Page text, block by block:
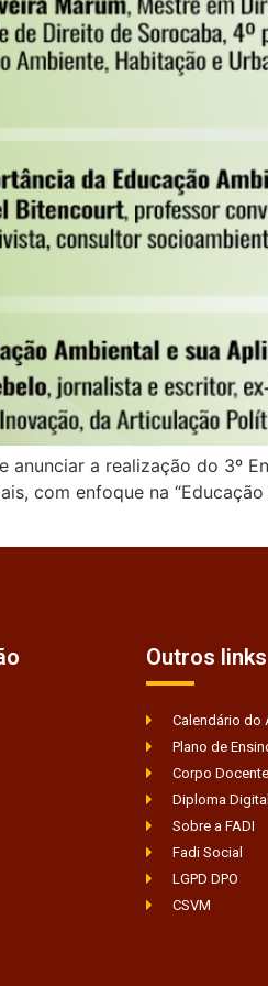
a realização do 3º
com enfoque na
Outros links
Calendário do
Plano de
Corpo Docente
Diploma Digital
Sobre a FADI
Fadi Social
LGPD DPO
CSVM